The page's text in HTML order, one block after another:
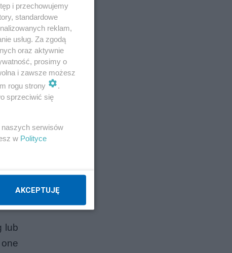
lub
i przechowujemy
standardowe
reklam,
usług. Za zgodą
oraz aktywnie
prosimy o
i zawsze możesz
rogu strony
.
sprzeciwić się
naszych serwisów
w Polityce
AKCEPTUJĘ